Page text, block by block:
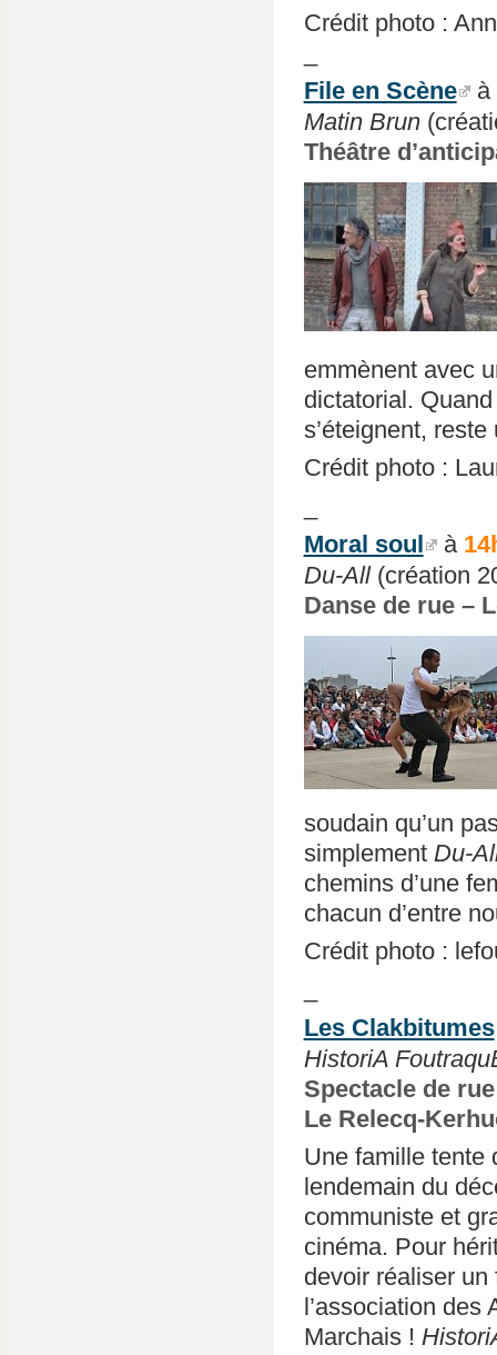
Crédit photo :
File en Scène à
Matin Brun
Théâtre
emmènent avec
dictatorial.
s’éteignent,
Crédit photo :
Moral soul à
Du-All(création
Danse de rue –
soudain qu’un
simplement Du-
chemins d’une
chacun d’entre
Crédit photo :
Les Clakbitumes
HistoriA
Spectacle de
Le Relecq-
Une famille tente
lendemain du
communiste et
cinéma. Pour
devoir réaliser
l’association des
Marchais !